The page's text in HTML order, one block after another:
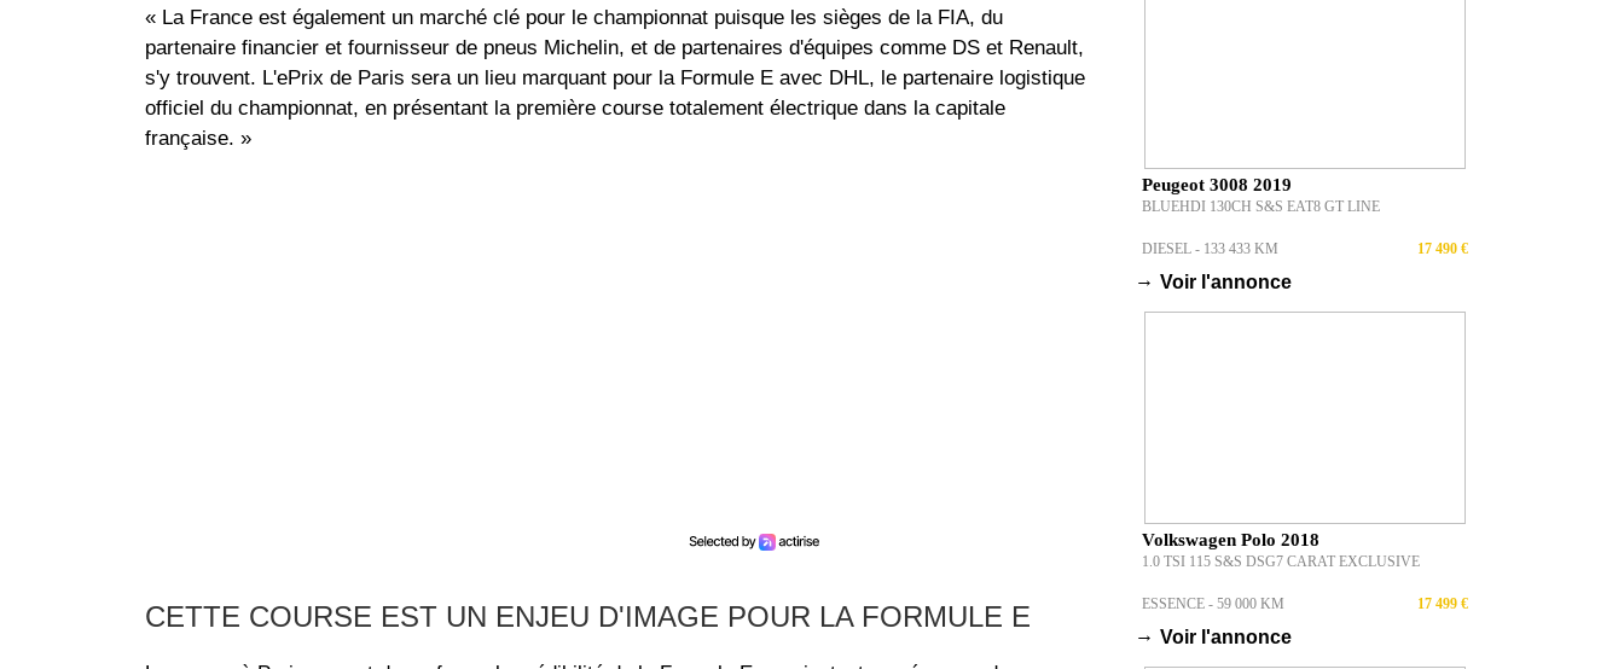
« La France est également un marché clé pour le championnat puisque les sièges de la FIA, du
partenaire financier et fournisseur de pneus Michelin, et de partenaires d'équipes comme DS et Renault,
s'y trouvent. L'ePrix de Paris sera un lieu marquant pour la Formule E avec DHL, le partenaire logistique
officiel du championnat, en présentant la première course totalement électrique dans la capitale
française. »
CETTE COURSE EST UN ENJEU D'IMAGE POUR LA FORMULE E
Peugeot 3008 2019
BLUEHDI 130CH S&S EAT8 GT LINE
DIESEL - 133 433 KM 17 490 €
→ Voir l'annonce
Volkswagen Polo 2018
1.0 TSI 115 S&S DSG7 CARAT EXCLUSIVE
ESSENCE - 59 000 KM 17 499 €
→ Voir l'annonce